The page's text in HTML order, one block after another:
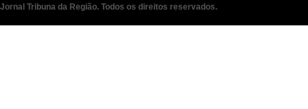
Jornal Tribuna da Região. Todos os direitos reservados.